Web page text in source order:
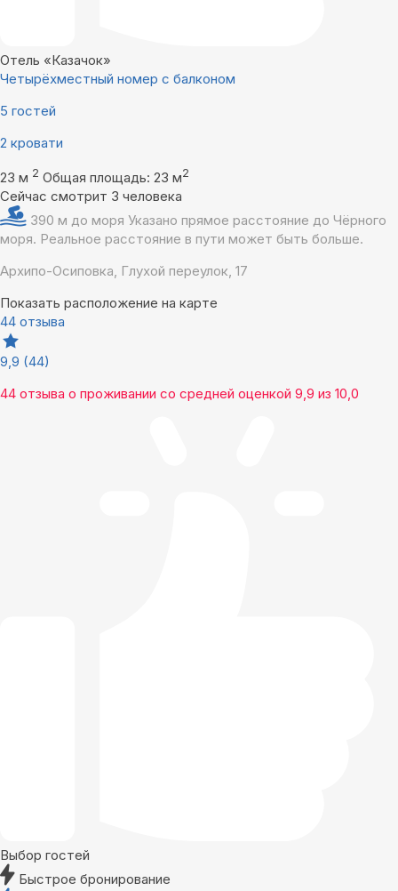
Отель «Казачок»
Четырёхместный номер с балконом
5 гостей
2 кровати
23 м 2 Общая площадь: 23 м2
Сейчас смотрит 3 человека
390 м до моря Указано прямое расстояние до Чёрного
моря. Реальное расстояние в пути может быть больше.
Архипо-Осиповка, Глухой переулок, 17
Показать расположение на карте
44 отзыва
9,9 (44)
44 отзыва о проживании со средней оценкой 9,9 из 10,0
Выбор гостей
Быстрое бронирование